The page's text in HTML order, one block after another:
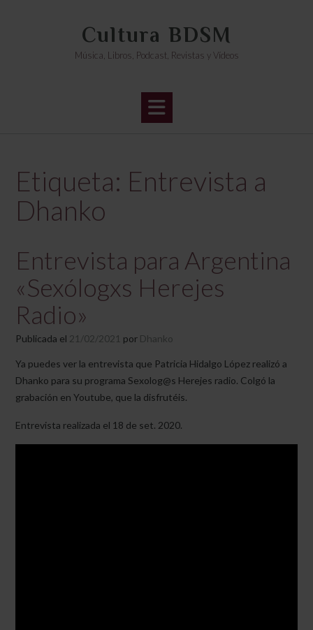
Cultura BDSM
Música, Libros, Podcast, Revistas y Vídeos
Etiqueta: Entrevista a
Dhanko
Entrevista para Argentina
«Sexólogxs Herejes
Radio»
Publicada el 21/02/2021 por Dhanko
Ya puedes ver la entrevista que Patricia Hidalgo López realizó a
Dhanko para su programa Sexolog@s Herejes radio. Colgó la
grabación en Youtube, que la disfrutéis.
Entrevista realizada el 18 de set. 2020.